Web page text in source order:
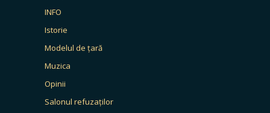
INFO
Istorie
Modelul de țară
Muzica
Opinii
Salonul refuzaților